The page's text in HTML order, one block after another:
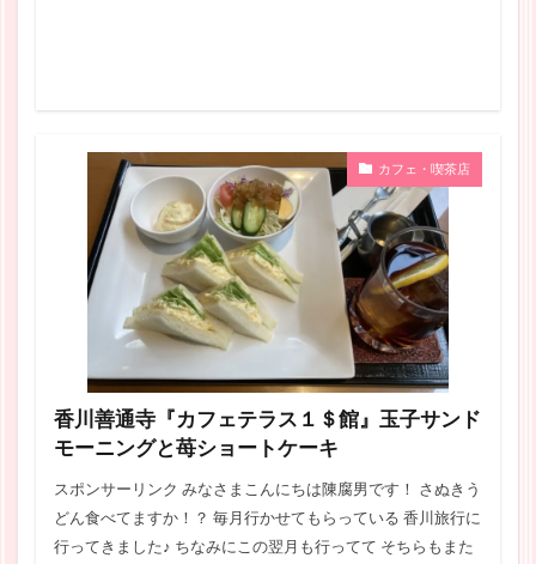
カフェ・喫茶店
香川善通寺『カフェテラス１＄館』玉子サンド
モーニングと苺ショートケーキ
スポンサーリンク みなさまこんにちは陳腐男です！ さぬきう
どん食べてますか！？ 毎月行かせてもらっている 香川旅行に
行ってきました♪ ちなみにこの翌月も行ってて そちらもまた